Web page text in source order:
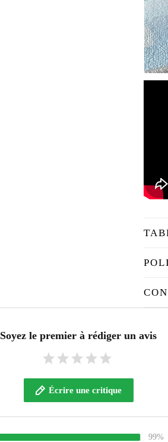
Soyez le premier à rédiger un avis
Écrire une critique
99%